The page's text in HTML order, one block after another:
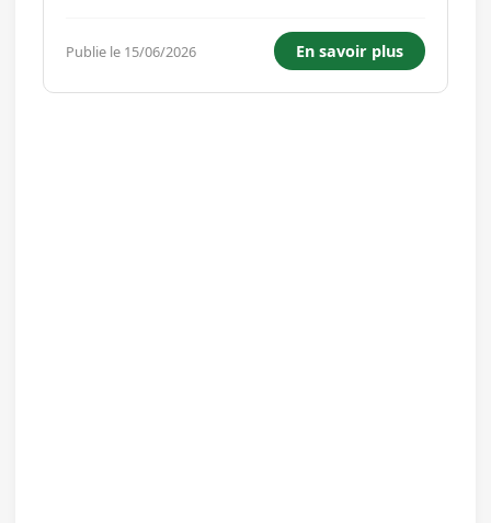
participation à leur encadrement au cours du
temps périscolaire ou de loisirs les mercredis et
durant les vacances...
Publie le 15/06/2026 En savoir plus